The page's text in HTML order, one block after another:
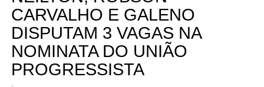
CARVALHO E GALENO
DISPUTAM 3 VAGAS NA
NOMINATA DO UNIÃO
PROGRESSISTA